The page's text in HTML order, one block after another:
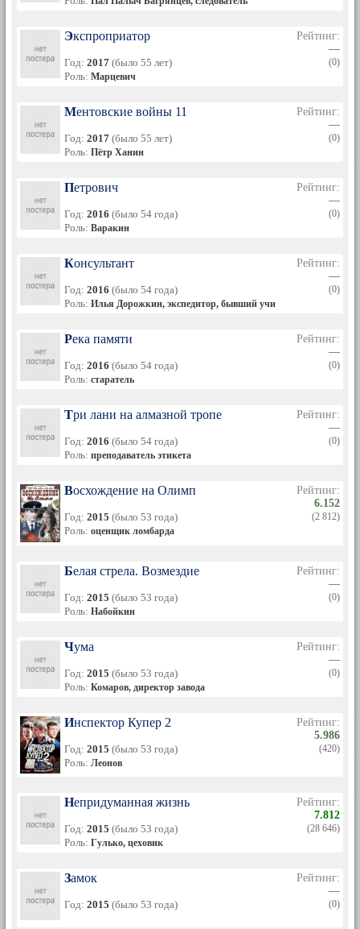
Экспроприатор
Год: 2017 (было 55 лет)
Роль: Марцевич
Рейтинг:
—
(0)
Ментовские войны 11
Год: 2017 (было 55 лет)
Роль: Пётр Ханин
Рейтинг:
—
(0)
Петрович
Год: 2016 (было 54 года)
Роль: Варакин
Рейтинг:
—
(0)
Консультант
Год: 2016 (было 54 года)
Роль: Илья Дорожкин, экспедитор, бывший учитель
Рейтинг:
—
(0)
Река памяти
Год: 2016 (было 54 года)
Роль: старатель
Рейтинг:
—
(0)
Три лани на алмазной тропе
Год: 2016 (было 54 года)
Роль: преподаватель этикета
Рейтинг:
—
(0)
Восхождение на Олимп
Год: 2015 (было 53 года)
Роль: оценщик ломбарда
Рейтинг:
6.152
(2 812)
Белая стрела. Возмездие
Год: 2015 (было 53 года)
Роль: Набойкин
Рейтинг:
—
(0)
Чума
Год: 2015 (было 53 года)
Роль: Комаров, директор завода
Рейтинг:
—
(0)
Инспектор Купер 2
Год: 2015 (было 53 года)
Роль: Леонов
Рейтинг:
5.986
(420)
Непридуманная жизнь
Год: 2015 (было 53 года)
Роль: Гулько, цеховик
Рейтинг:
7.812
(28 646)
Замок
Год: 2015 (было 53 года)
Рейтинг:
—
(0)